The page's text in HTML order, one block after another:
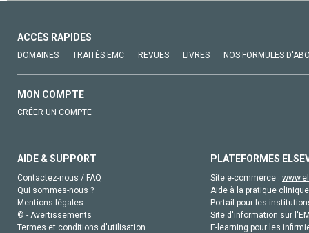
ACCÈS RAPIDES
DOMAINES TRAITÉS EMC REVUES LIVRES NOS FORMULES
MON COMPTE
CRÉER UN COMPTE
AIDE & SUPPORT
Contactez-nous / FAQ
Qui sommes-nous ?
Mentions légales
© - Avertissements
Termes et conditions d'utilisation
PLATEFORMES
Site e-commerce :
Aide à la pratique
Portail pour les
Site d'information sur
E-learning pour les